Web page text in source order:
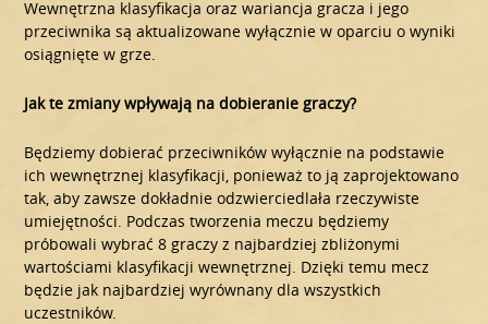
Wewnętrzna klasyfikacja oraz wariancja gracza i jego
przeciwnika są aktualizowane wyłącznie w oparciu o wyniki
osiągnięte w grze.
Jak te zmiany wpływają na dobieranie graczy?
Będziemy dobierać przeciwników wyłącznie na podstawie
ich wewnętrznej klasyfikacji, ponieważ to ją zaprojektowano
tak, aby zawsze dokładnie odzwierciedlała rzeczywiste
umiejętności. Podczas tworzenia meczu będziemy
próbowali wybrać 8 graczy z najbardziej zbliżonymi
wartościami klasyfikacji wewnętrznej. Dzięki temu mecz
będzie jak najbardziej wyrównany dla wszystkich
uczestników.